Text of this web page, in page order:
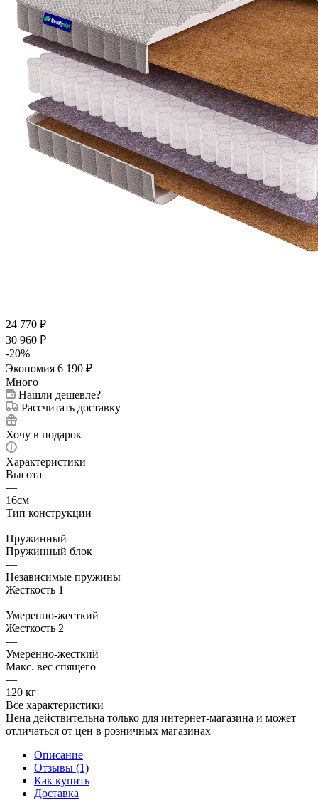
24 770 ₽
30 960 ₽
-20%
Экономия 6 190 ₽
Много
Нашли дешевле?
Рассчитать доставку
Хочу в подарок
Характеристики
Высота
—
16см
Тип конструкции
—
Пружинный
Пружинный блок
—
Независимые пружины
Жесткость 1
—
Умеренно-жесткий
Жесткость 2
—
Умеренно-жесткий
Макс. вес спящего
—
120 кг
Все характеристики
Цена действительна только для интернет-магазина и может
отличаться от цен в розничных магазинах
Описание
Отзывы (1)
Как купить
Доставка